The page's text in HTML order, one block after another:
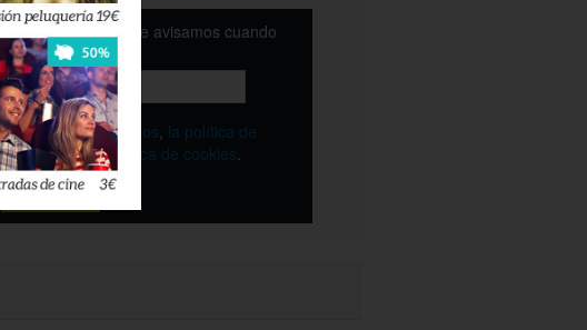
Déjanos tu email y te avisamos cuando
esté disponible
Acepto lostérminos, la política de
privacidadyla política de cookies.